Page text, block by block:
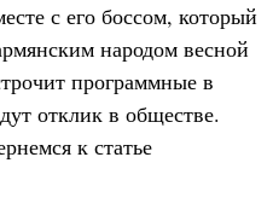
с его боссом, который
народом весной
программные в
отклик в обществе.
к статье